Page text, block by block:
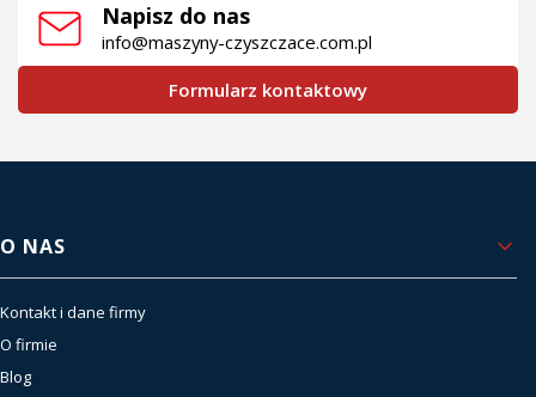
Napisz do nas
info@maszyny-czyszczace.com.pl
Formularz kontaktowy
Linki w stopce
O NAS
Kontakt i dane firmy
O firmie
Blog